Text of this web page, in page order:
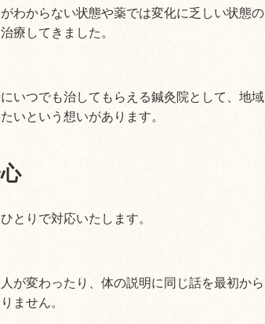
わからない状態や薬では変化に乏しい状態の
療してきました。
いつでも治してもらえる鍼灸院として、地域
いという想いがあります。
とりで対応いたします。
が変わったり、体の説明に同じ話を最初から
ません。